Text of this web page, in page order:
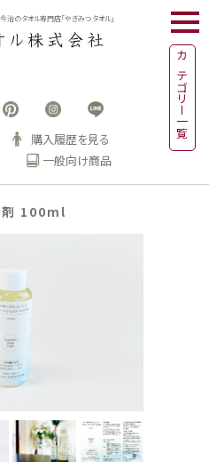
治のタオル専門店「やぎみつタオル」
購入履歴を見る
一般向け商品
カテゴリー一覧
剤 100ml